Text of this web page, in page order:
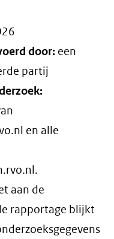
door: een
partij
en alle
aan de
rapportage blijkt